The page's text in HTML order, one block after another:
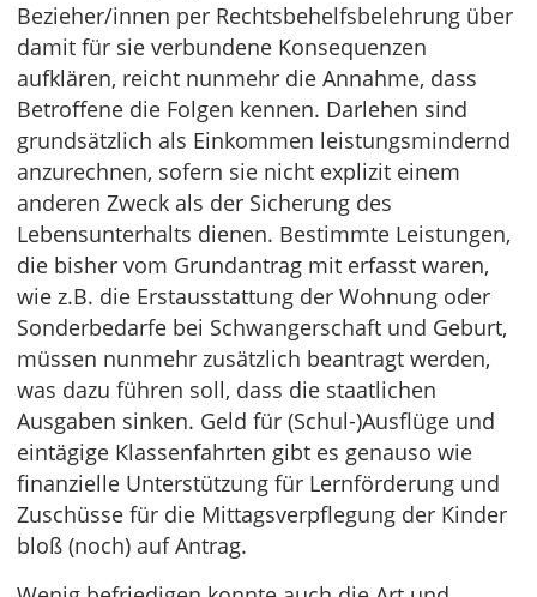
Bezieher/innen per Rechtsbehelfsbelehrung über
damit für sie verbundene Konsequenzen
aufklären, reicht nunmehr die Annahme, dass
Betroffene die Folgen kennen. Darlehen sind
grundsätzlich als Einkommen leistungsmindernd
anzurechnen, sofern sie nicht explizit einem
anderen Zweck als der Sicherung des
Lebensunterhalts dienen. Bestimmte Leistungen,
die bisher vom Grundantrag mit erfasst waren,
wie z.B. die Erstausstattung der Wohnung oder
Sonderbedarfe bei Schwangerschaft und Geburt,
müssen nunmehr zusätzlich beantragt werden,
was dazu führen soll, dass die staatlichen
Ausgaben sinken. Geld für (Schul-)Ausflüge und
eintägige Klassenfahrten gibt es genauso wie
finanzielle Unterstützung für Lernförderung und
Zuschüsse für die Mittagsverpflegung der Kinder
bloß (noch) auf Antrag.